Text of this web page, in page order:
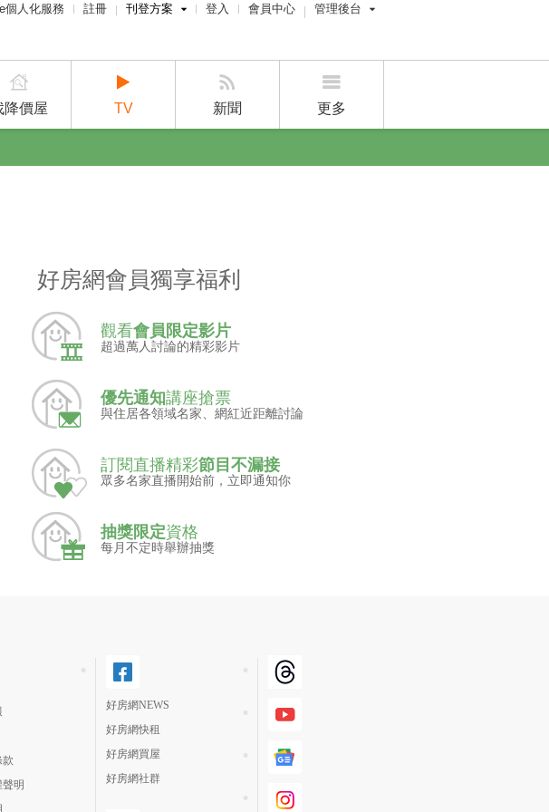
個人化服務 註冊 刊登方案
賣屋刊登
登入 會員中心 管理後台
經紀人員管理後台
降價屋 TV 新聞 更多
好房網會員獨享福利
觀看會員限定影片
超過萬人討論的精彩影片
優先通知講座搶票
與住居各領域名家、網紅近距離討論
訂閱直播精彩節目不漏接
眾多名家直播開始前，立即通知你
抽獎限定資格
每月不定時舉辦抽獎
款
明
好房網NEWS
好房網快租
好房網買屋
好房網社群